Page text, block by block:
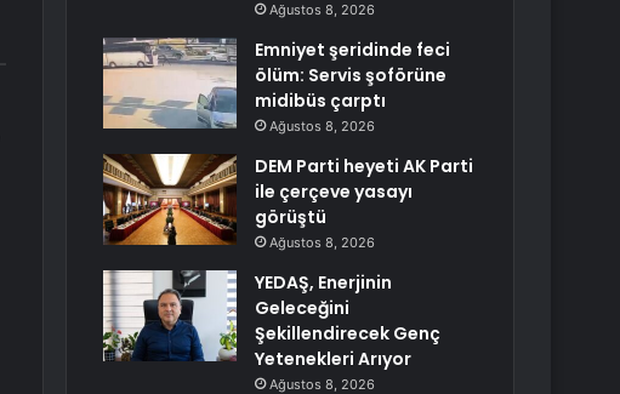
Ağustos 8, 2026
Emniyet şeridinde feci
ölüm: Servis şoförüne
midibüs çarptı
Ağustos 8, 2026
DEM Parti heyeti AK Parti
ile çerçeve yasayı
görüştü
Ağustos 8, 2026
YEDAŞ, Enerjinin
Geleceğini
Şekillendirecek Genç
Yetenekleri Arıyor
Ağustos 8, 2026